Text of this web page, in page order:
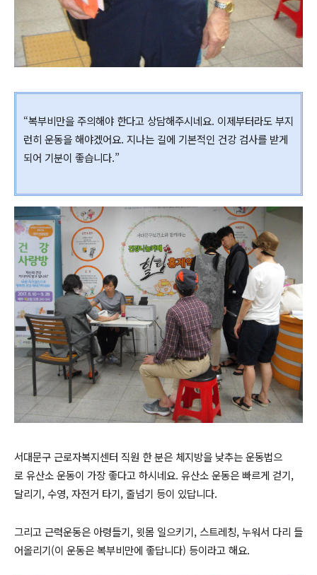
“복부비만을 주의해야 한다고 상담해주시네요. 이제부터라도 부지
런히 운동을 해야겠어요. 지나는 길에 기본적인 건강 검사를 받게
되어 기분이 좋습니다.”
서대문구 근로자복지센터 직원 한 분은 체지방을 낮추는 운동법으
로 유산소 운동이 가장 좋다고 하시네요. 유산소 운동은 빠르게 걷기,
달리기, 수영, 자전거 타기, 줄넘기 등이 있답니다.
그리고 근력운동은 아령들기, 윗몸 일으키기, 스트레칭, 누워서 다리 들
어올리기(이 운동은 복부비만에 좋답니다) 등이라고 해요.